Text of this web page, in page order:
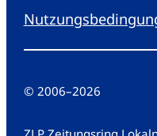
© 2006–2026